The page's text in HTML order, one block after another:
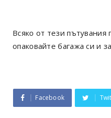
Всяко от тези
опаковайте багажа си и
Facebook